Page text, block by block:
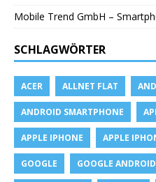
Mobile Trend GmbH –
SCHLAGWÖRTER
ACER ALLNET FLAT
ANDROID SMARTPHONE
APPLE IPHONE APPLE
GOOGLE GOOGLE ANDROID